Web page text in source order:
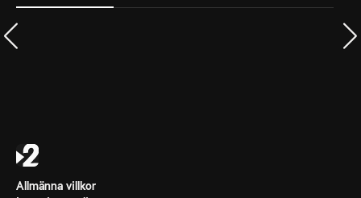
Allmänna villkor